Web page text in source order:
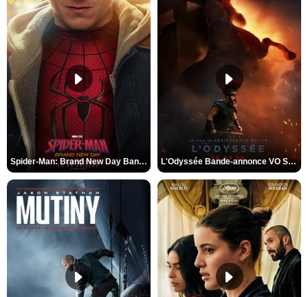
Spider-Man: Brand New Day Bande-annonce VO STFR L'Odyssée Bande-annonce VO STFR